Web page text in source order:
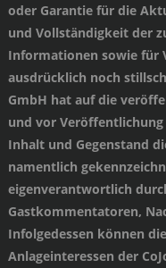
oder Garantie für die
und Vollständigkeit der
Informationen sowie für
ausdrücklich noch
GmbH hat auf die
und vor
Inhalt und Gegenstand
namentlich
eigenverantwortlich
Gastkommentatoren,
Infolgedessen können
Anlageinteressen der